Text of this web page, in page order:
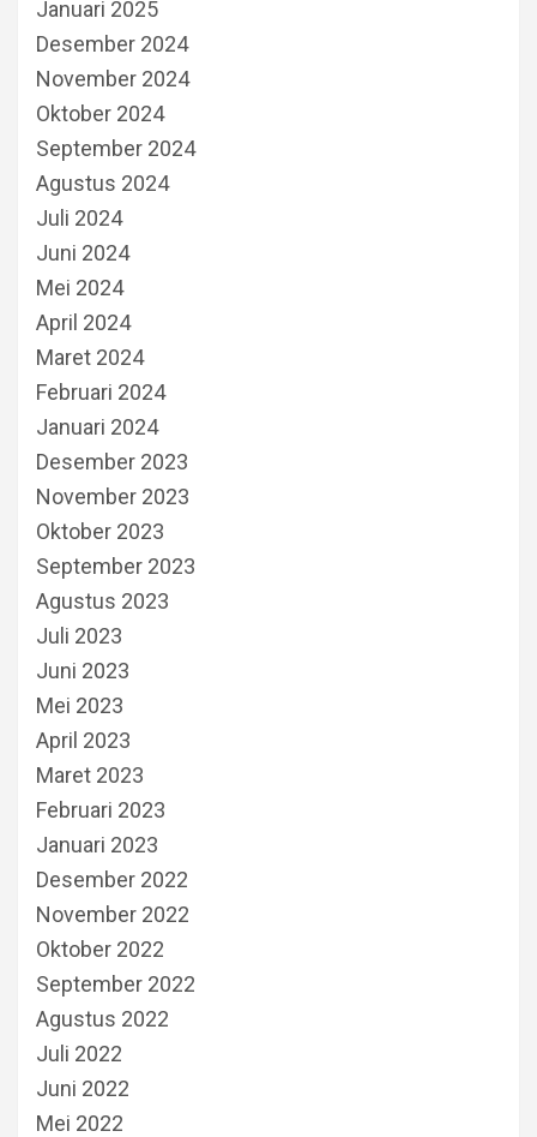
Januari 2025
Desember 2024
November 2024
Oktober 2024
September 2024
Agustus 2024
Juli 2024
Juni 2024
Mei 2024
April 2024
Maret 2024
Februari 2024
Januari 2024
Desember 2023
November 2023
Oktober 2023
September 2023
Agustus 2023
Juli 2023
Juni 2023
Mei 2023
April 2023
Maret 2023
Februari 2023
Januari 2023
Desember 2022
November 2022
Oktober 2022
September 2022
Agustus 2022
Juli 2022
Juni 2022
Mei 2022